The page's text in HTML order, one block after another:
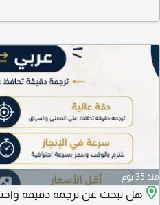
مباشرة
منذ 35 يوم
هل تبحث عن ترجمة دقيقة